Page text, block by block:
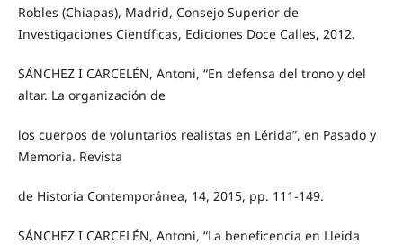
Robles (Chiapas), Madrid, Consejo Superior de
Investigaciones Científicas, Ediciones Doce Calles, 2012.
SÁNCHEZ I CARCELÉN, Antoni, “En defensa del trono y del
altar. La organización de
los cuerpos de voluntarios realistas en Lérida”, en Pasado y
Memoria. Revista
de Historia Contemporánea, 14, 2015, pp. 111-149.
SÁNCHEZ I CARCELÉN, Antoni, “La beneficencia en Lleida